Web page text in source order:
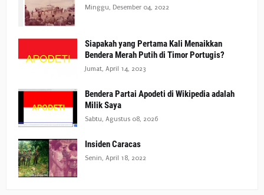
Minggu, Desember 04, 2022
Siapakah yang Pertama Kali Menaikkan
Bendera Merah Putih di Timor Portugis?
Jumat, April 14, 2023
Bendera Partai Apodeti di Wikipedia adalah
Milik Saya
Sabtu, Agustus 08, 2026
Insiden Caracas
Senin, April 18, 2022